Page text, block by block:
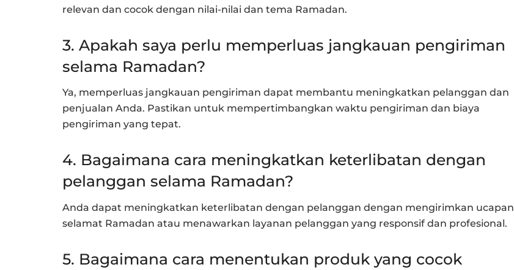
relevan dan cocok dengan nilai-nilai dan tema Ramadan.
3. Apakah saya perlu memperluas jangkauan pengiriman
selama Ramadan?
Ya, memperluas jangkauan pengiriman dapat membantu meningkatkan pelanggan dan
penjualan Anda. Pastikan untuk mempertimbangkan waktu pengiriman dan biaya
pengiriman yang tepat.
4. Bagaimana cara meningkatkan keterlibatan dengan
pelanggan selama Ramadan?
Anda dapat meningkatkan keterlibatan dengan pelanggan dengan mengirimkan ucapan
selamat Ramadan atau menawarkan layanan pelanggan yang responsif dan profesional.
5. Bagaimana cara menentukan produk yang cocok